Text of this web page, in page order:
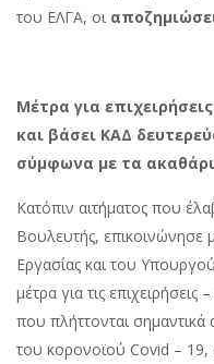
του ΕΛΓΑ, οι
Μέτρα για
και βάσει ΚΑΔ
σύμφωνα με τα
Κατόπιν αιτήματος που
Βουλευτής,
Εργασίας και του
μέτρα για τις
που πλήττονται σημαντικά
του κορονοϊού Covid –